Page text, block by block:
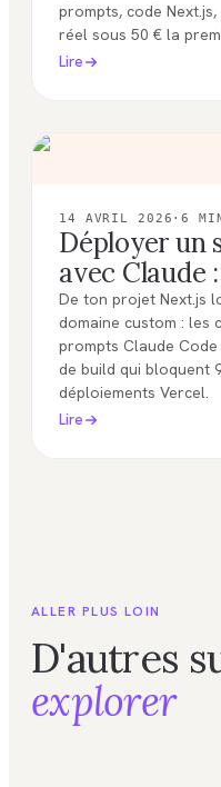
prompts, code
réel sous 50 € la
Lire
14 AVRIL 2026 ·6
Déployer un
avec Claude
De ton projet Next.js
domaine custom : les
prompts Claude
de build qui bloquent
déploiements Vercel.
Lire
ALLER PLUS LOIN
D'autres
explorer